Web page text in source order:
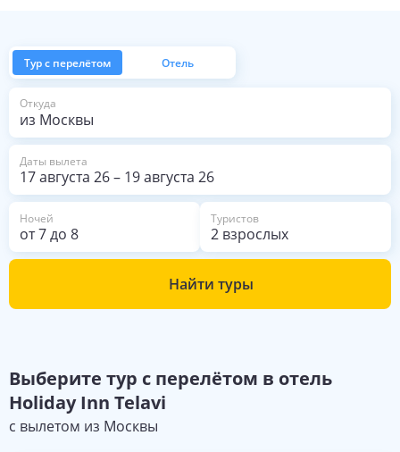
Тур с перелётом Отель
Откуда
из Москвы
Даты вылета
17 августа 26– 19 августа 26
Ночей
от7до 8
Туристов
2 взрослых
Найти туры
Выберите тур с перелётом в отель
Holiday Inn Telavi
с вылетом из Москвы